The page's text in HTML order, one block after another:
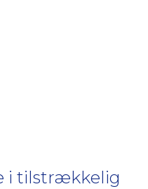
i tilstrækkelig